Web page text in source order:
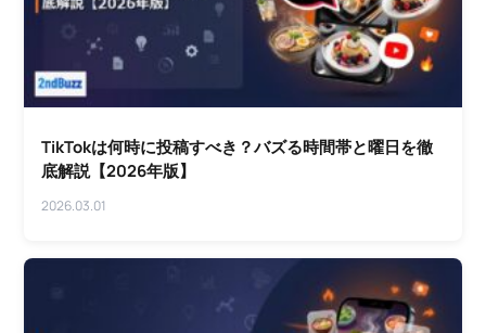
TikTokは何時に投稿すべき？バズる時間帯と曜日を徹
底解説【2026年版】
2026.03.01